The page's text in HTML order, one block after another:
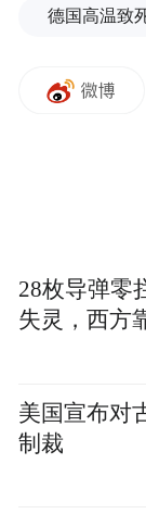
28枚导弹零
失灵，西方
美国宣布对
制裁